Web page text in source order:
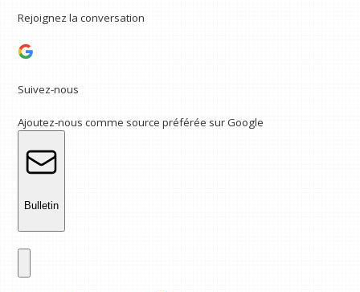
Rejoignez la conversation
Suivez-nous
Ajoutez-nous comme source préférée sur Google
Bulletin